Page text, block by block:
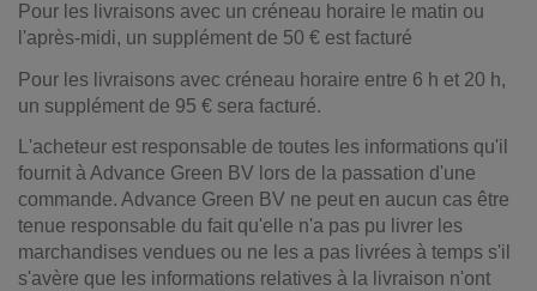
Pour les livraisons avec un créneau horaire le matin ou
l'après-midi, un supplément de 50 € est facturé
Pour les livraisons avec créneau horaire entre 6 h et 20 h,
un supplément de 95 € sera facturé.
L'acheteur est responsable de toutes les informations qu'il
fournit à Advance Green BV lors de la passation d'une
commande. Advance Green BV ne peut en aucun cas être
tenue responsable du fait qu'elle n'a pas pu livrer les
marchandises vendues ou ne les a pas livrées à temps s'il
s'avère que les informations relatives à la livraison n'ont